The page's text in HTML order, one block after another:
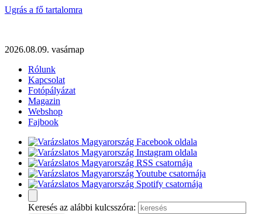
Ugrás a fő tartalomra
2026.08.09. vasárnap
Rólunk
Kapcsolat
Fotópályázat
Magazin
Webshop
Fajbook
Keresés az alábbi kulcsszóra: